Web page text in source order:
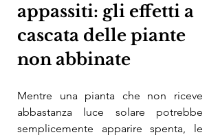
appassiti: gli effetti a
cascata delle piante
non abbinate
Mentre una pianta che non riceve
abbastanza luce solare potrebbe
semplicemente apparire spenta, le